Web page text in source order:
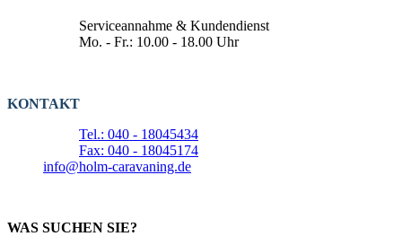
Serviceannahme & Kundendienst
Mo. - Fr.: 10.00 - 18.00 Uhr
KONTAKT
Tel.: 040 - 18045434
Fax: 040 - 18045174
info@holm-caravaning.de
WAS SUCHEN SIE?